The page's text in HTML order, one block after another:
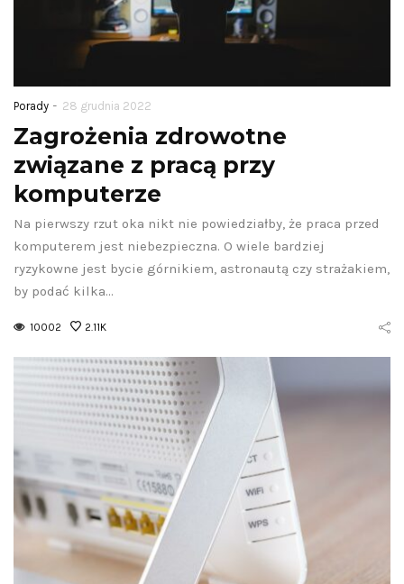
Porady - 28 grudnia 2022
Zagrożenia zdrowotne
związane z pracą przy
komputerze
Na pierwszy rzut oka nikt nie powiedziałby, że praca przed
komputerem jest niebezpieczna. O wiele bardziej
ryzykowne jest bycie górnikiem, astronautą czy strażakiem,
by podać kilka…
10002 2.11K